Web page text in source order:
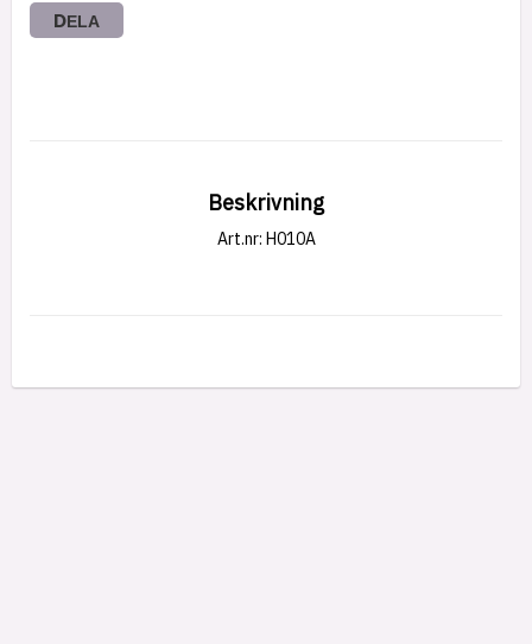
DELA
Beskrivning
Art.nr: H010A